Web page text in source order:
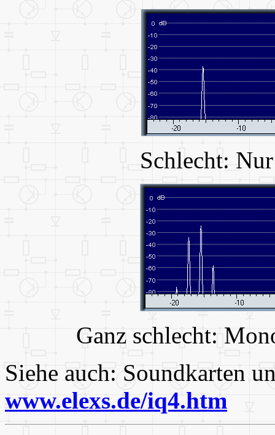
Schlecht:
Ganz schlecht:
Siehe auch: Soundkarten
www.elexs.de/iq4.htm